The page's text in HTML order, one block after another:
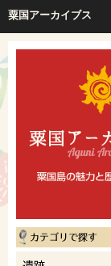
粟国アーカイブス